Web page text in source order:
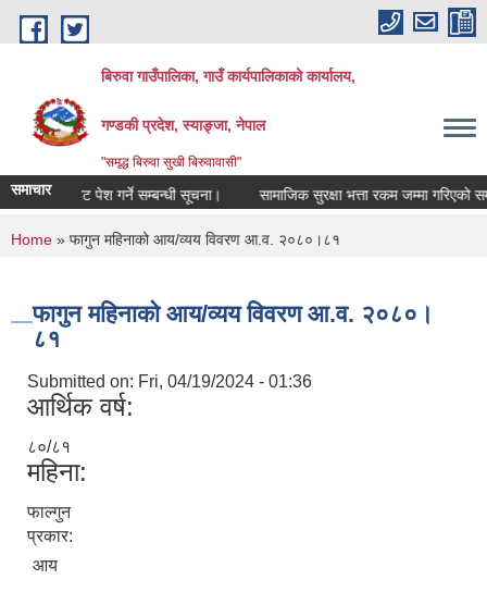
Skip to main content
बिरुवा गाउँपालिका, गाउँ कार्यपालिकाको कार्यालय,
गण्डकी प्रदेश, स्याङ्जा, नेपाल
"समृद्ध बिरुवा सुखी बिरुवावासी"
समाचारदररेट पेश गर्ने सम्बन्धी सूचना। सामाजिक सुरक्षा भत्ता रकम जम्मा गरिएको
You are here
Home » फागुन महिनाको आय/व्यय विवरण आ.व. २०८०।८१
फागुन महिनाको आय/व्यय विवरण आ.व. २०८०।
८१
Submitted on: Fri, 04/19/2024 - 01:36
आर्थिक वर्ष:
८०/८१
महिना:
फाल्गुन
प्रकार:
आय